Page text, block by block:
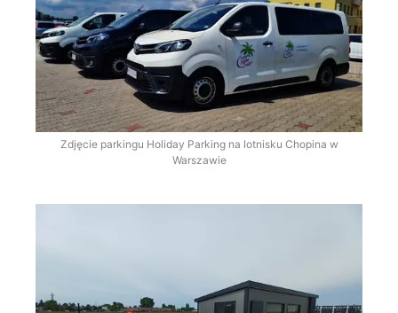
Zdjęcie parkingu Holiday Parking na lotnisku Chopina w
Warszawie